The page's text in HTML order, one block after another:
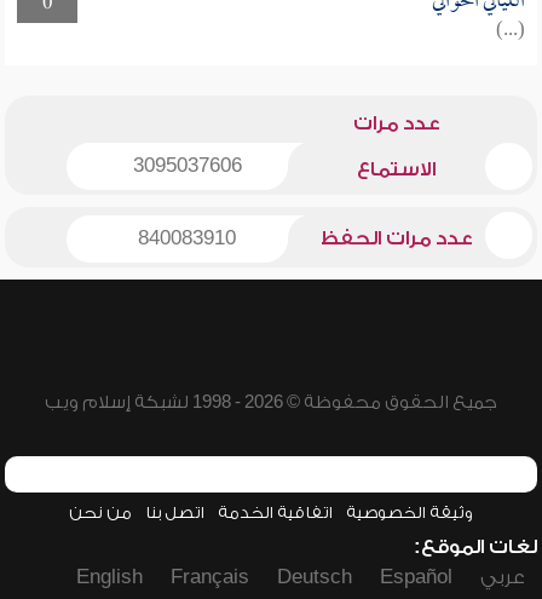
(...)
عدد مرات
الاستماع 3095037606
عدد مرات الحفظ 840083910
جميع الحقوق محفوظة © 2026 - 1998 لشبكة إسلام ويب
وثيقة الخصوصية اتفاقية الخدمة اتصل بنا من نحن
لغات الموقع:
عربي
Español
Deutsch
Français
English